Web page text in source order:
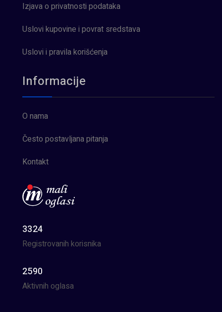
Izjava o privatnosti podataka
Uslovi kupovine i povrat sredstava
Uslovi i pravila korišćenja
Informacije
O nama
Često postavljana pitanja
Kontakt
3324
Registrovanih korisnika
2590
Aktivnih oglasa